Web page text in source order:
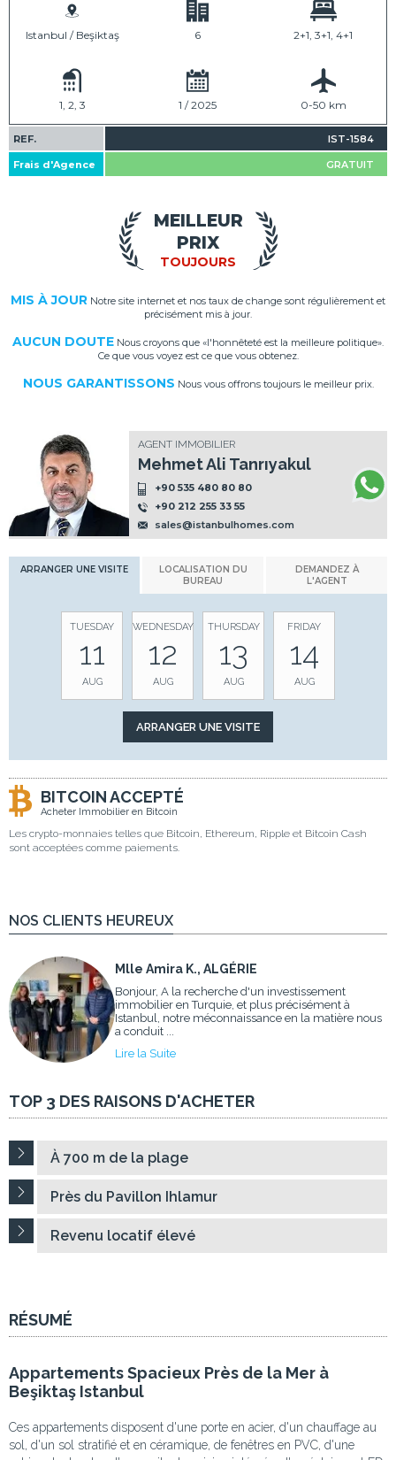
Istanbul / Beşiktaş 6 2+1, 3+1, 4+1
1, 2, 3 1 / 2025 0-50 km
REF. IST-1584
Frais d'Agence GRATUIT
TOUJOURS
MEILLEUR
PRIX
MIS À JOUR Notre site internet et nos taux de change sont régulièrement et
précisément mis à jour.
AUCUN DOUTE Nous croyons que «l'honnêteté est la meilleure politique».
Ce que vous voyez est ce que vous obtenez.
NOUS GARANTISSONS Nous vous offrons toujours le meilleur prix.
AGENT IMMOBILIER
Mehmet Ali Tanrıyakul
+90 535 480 80 80
+90 212 255 33 55
sales@istanbulhomes.com
ARRANGER UNE VISITE
LOCALISATION DU
BUREAU
DEMANDEZ À
L'AGENT
TUESDAY
11
AUG
WEDNESDAY
12
AUG
THURSDAY
13
AUG
FRIDAY
14
AUG
BITCOIN ACCEPTÉ
Acheter Immobilier en Bitcoin
Les crypto-monnaies telles que Bitcoin, Ethereum, Ripple et Bitcoin Cash
sont acceptées comme paiements.
NOS CLIENTS HEUREUX
Mlle Amira K., ALGÉRIE
Bonjour, A la recherche d'un investissement
immobilier en Turquie, et plus précisément à
Istanbul, notre méconnaissance en la matière nous
a conduit ...
Lire la Suite
TOP 3 DES RAISONS D'ACHETER
À 700 m de la plage
Près du Pavillon Ihlamur
Revenu locatif élevé
RÉSUMÉ
Appartements Spacieux Près de la Mer à
Beşiktaş Istanbul
Ces appartements disposent d'une porte en acier, d'un chauffage au
sol, d'un sol stratifié et en céramique, de fenêtres en PVC, d'une